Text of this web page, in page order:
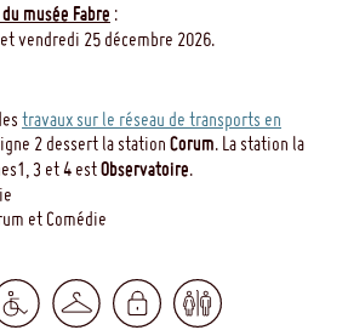
musée Fabre :
vendredi 25 décembre 2026.
travaux sur le réseau de transports en
2 dessert la station Corum. La station la
3 et 4 estObservatoire.
et Comédie